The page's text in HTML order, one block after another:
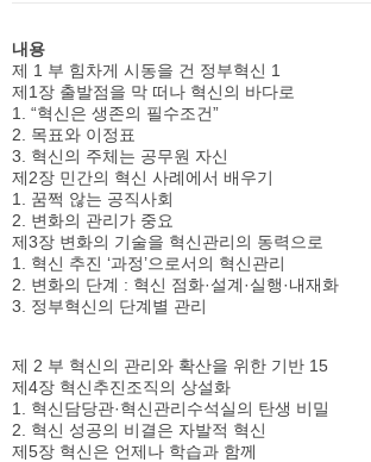
내용
제 1 부 힘차게 시동을 건 정부혁신 1
제1장 출발점을 막 떠나 혁신의 바다로
1. “혁신은 생존의 필수조건”
2. 목표와 이정표
3. 혁신의 주체는 공무원 자신
제2장 민간의 혁신 사례에서 배우기
1. 꿈쩍 않는 공직사회
2. 변화의 관리가 중요
제3장 변화의 기술을 혁신관리의 동력으로
1. 혁신 추진 ‘과정’으로서의 혁신관리
2. 변화의 단계 : 혁신 점화·설계·실행·내재화
3. 정부혁신의 단계별 관리
제 2 부 혁신의 관리와 확산을 위한 기반 15
제4장 혁신추진조직의 상설화
1. 혁신담당관·혁신관리수석실의 탄생 비밀
2. 혁신 성공의 비결은 자발적 혁신
제5장 혁신은 언제나 학습과 함께